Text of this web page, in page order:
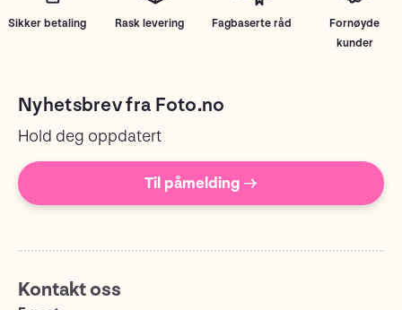
Sikker betaling Rask levering Fagbaserte råd
Fornøyde
kunder
Nyhetsbrev fra Foto.no
Hold deg oppdatert
Til påmelding →
Kontakt oss